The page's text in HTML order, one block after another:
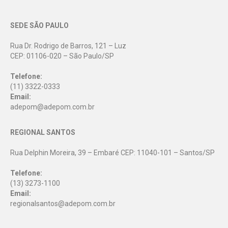
SEDE SÃO PAULO
Rua Dr. Rodrigo de Barros, 121 – Luz
CEP: 01106-020 – São Paulo/SP
Telefone:
(11) 3322-0333
Email:
adepom@adepom.com.br
REGIONAL SANTOS
Rua Delphin Moreira, 39 – Embaré CEP: 11040-101 – Santos/SP
Telefone:
(13) 3273-1100
Email:
regionalsantos@adepom.com.br